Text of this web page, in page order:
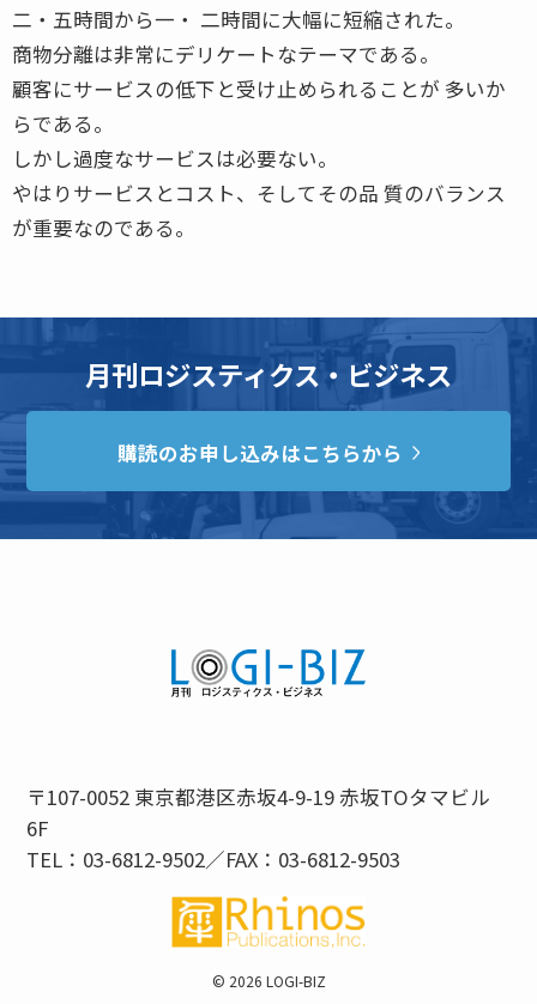
二・五時間から一・ 二時間に大幅に短縮された。
商物分離は非常にデリケートなテーマである。
顧客にサービスの低下と受け止められることが 多いか
らである。
しかし過度なサービスは必要ない。
やはりサービスとコスト、そしてその品 質のバランス
が重要なのである。
月刊ロジスティクス・ビジネス
購読のお申し込みはこちらから
〒107-0052 東京都港区赤坂4-9-19 赤坂TOタマビル
6F
TEL：03-6812-9502／FAX：03-6812-9503
© 2026 LOGI-BIZ